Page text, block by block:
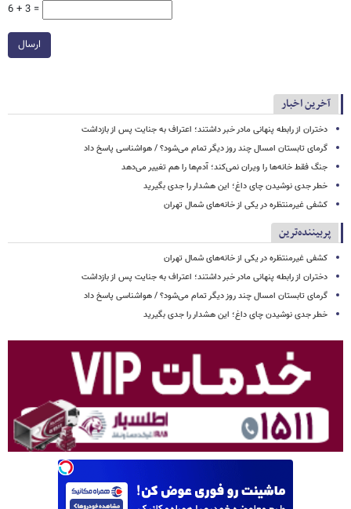
6 + 3 =
ارسال
آخرین اخبار
دختران از رابطه پنهانی مادر خبر داشتند؛ اعتراف به جنایت پس از بازداشت
گرمای تابستان امسال چند روز دیگر تمام می‌شود؟ / هواشناسی پاسخ داد
جنگ فقط خانه‌ها را ویران نمی‌کند؛ آدم‌ها را هم تغییر می‌دهد
خطر جدی نوشیدن چای داغ؛ این هشدار را جدی بگیرید
کشفی غیرمنتظره در یکی از خانه‌های شمال تهران
پربیننده‌ترین
کشفی غیرمنتظره در یکی از خانه‌های شمال تهران
دختران از رابطه پنهانی مادر خبر داشتند؛ اعتراف به جنایت پس از بازداشت
گرمای تابستان امسال چند روز دیگر تمام می‌شود؟ / هواشناسی پاسخ داد
خطر جدی نوشیدن چای داغ؛ این هشدار را جدی بگیرید